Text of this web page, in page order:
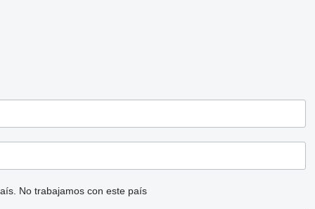
No trabajamos con este país